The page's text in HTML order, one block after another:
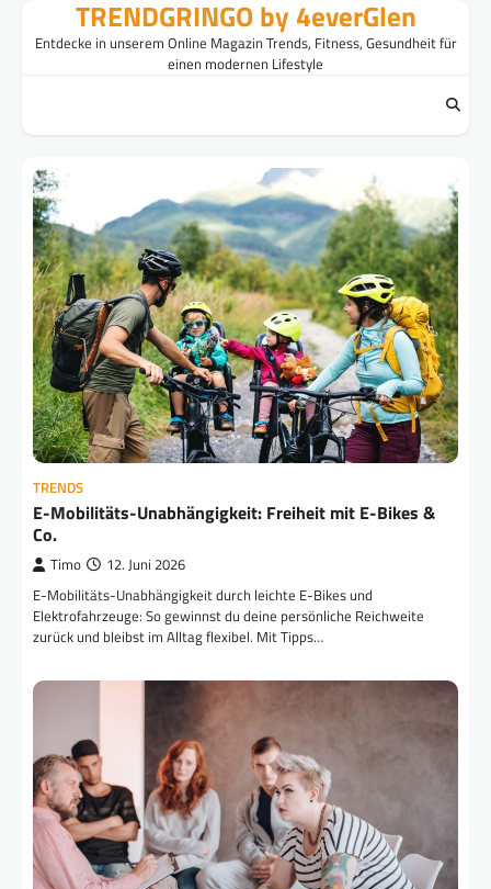
TRENDGRINGO by 4everGlen
Entdecke in unserem Online Magazin Trends, Fitness, Gesundheit für
einen modernen Lifestyle
TRENDS
E-Mobilitäts-Unabhängigkeit: Freiheit mit E-Bikes &
Co.
Timo 12. Juni 2026
E-Mobilitäts-Unabhängigkeit durch leichte E-Bikes und
Elektrofahrzeuge: So gewinnst du deine persönliche Reichweite
zurück und bleibst im Alltag flexibel. Mit Tipps…